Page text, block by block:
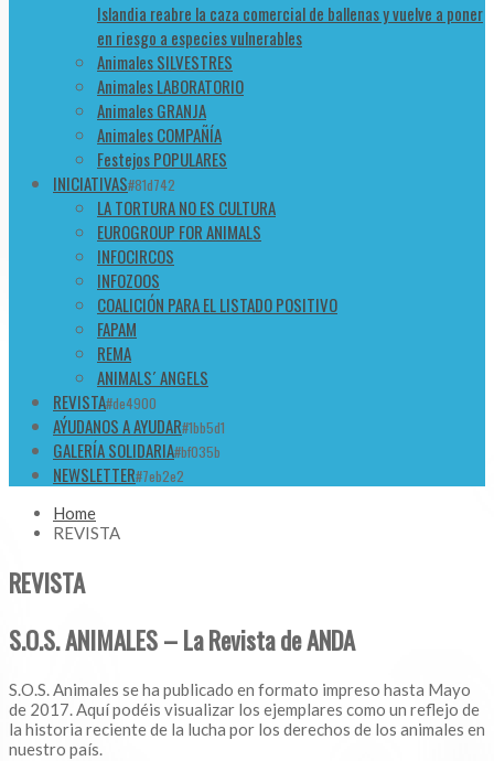
Islandia reabre la caza comercial de ballenas y vuelve a poner
en riesgo a especies vulnerables
Animales SILVESTRES
Animales LABORATORIO
Animales GRANJA
Animales COMPAÑÍA
Festejos POPULARES
INICIATIVAS#81d742
LA TORTURA NO ES CULTURA
EUROGROUP FOR ANIMALS
INFOCIRCOS
INFOZOOS
COALICIÓN PARA EL LISTADO POSITIVO
FAPAM
REMA
ANIMALS´ ANGELS
REVISTA#de4900
AÝUDANOS A AYUDAR#1bb5d1
GALERÍA SOLIDARIA#bf035b
NEWSLETTER#7eb2e2
Home
REVISTA
REVISTA
S.O.S. ANIMALES– La Revista de ANDA
S.O.S. Animales se ha publicado en formato impreso hasta Mayo
de 2017. Aquí podéis visualizar los ejemplares como un reflejo de
la historia reciente de la lucha por los derechos de los animales en
nuestro país.